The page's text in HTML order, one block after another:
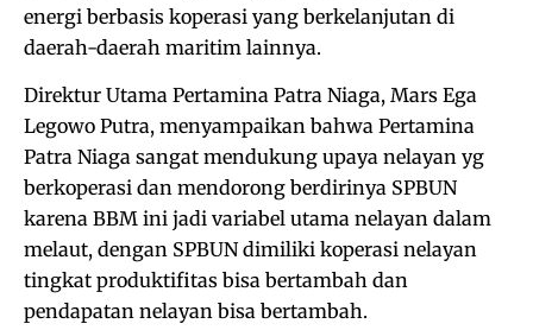
energi berbasis koperasi yang berkelanjutan di
daerah-daerah maritim lainnya.
Direktur Utama Pertamina Patra Niaga, Mars Ega
Legowo Putra, menyampaikan bahwa Pertamina
Patra Niaga sangat mendukung upaya nelayan yg
berkoperasi dan mendorong berdirinya SPBUN
karena BBM ini jadi variabel utama nelayan dalam
melaut, dengan SPBUN dimiliki koperasi nelayan
tingkat produktifitas bisa bertambah dan
pendapatan nelayan bisa bertambah.